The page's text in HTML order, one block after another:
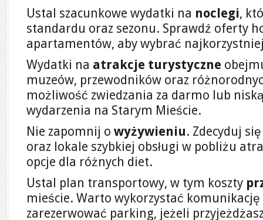
Ustal szacunkowe wydatki na noclegi,
standardu oraz sezonu. Sprawdź oferty
apartamentów, aby wybrać
Wydatki na atrakcje turystyczne
muzeów, przewodników oraz
możliwość zwiedzania za darmo lub
wydarzenia na Starym Mieście.
Nie zapomnij o wyżywieniu. Zdecyduj
oraz lokale szybkiej obsługi w pobliżu
opcje dla różnych diet.
Ustal plan transportowy, w tym koszty
mieście. Warto wykorzystać
zarezerwować parking, jeżeli